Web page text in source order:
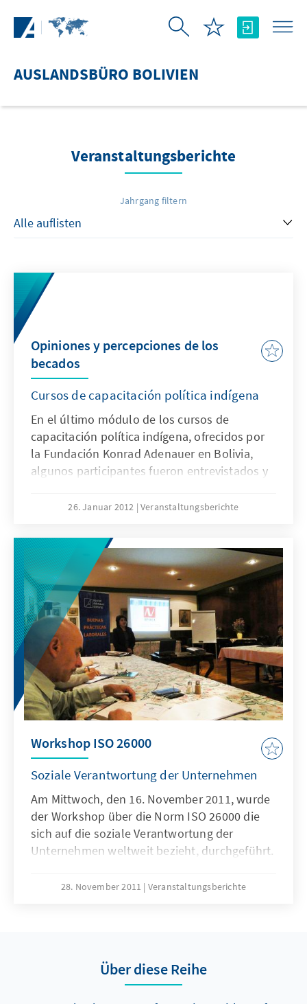
AUSLANDSBÜRO BOLIVIEN
Veranstaltungsberichte
Jahrgang filtern
Opiniones y percepciones de los
becados
Cursos de capacitación política indígena
En el último módulo de los cursos de
capacitación política indígena, ofrecidos por
la Fundación Konrad Adenauer en Bolivia,
algunos participantes fueron entrevistados y
acerca de otros temas de interés político.
26. Januar 2012 Veranstaltungsberichte
Workshop ISO 26000
Soziale Verantwortung der Unternehmen
Am Mittwoch, den 16. November 2011, wurde
der Workshop über die Norm ISO 26000 die
sich auf die soziale Verantwortung der
Unternehmen weltweit bezieht, durchgeführt.
Adenauer-Stiftung und LABOR organisiert. Sie
28. November 2011 Veranstaltungsberichte
Über diese Reihe